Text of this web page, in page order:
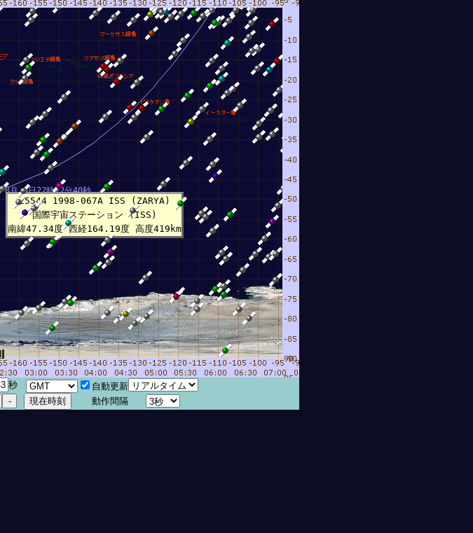
8月 6日22時22分40秒
25544 1998-067A ISS (ZARYA)
国際宇宙ステーション (ISS)
南緯47.34度 西経164.19度 高度419km
秒
自動更新
動作間隔